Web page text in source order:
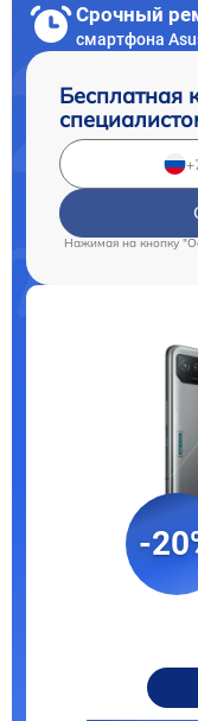
Срочный
смартфона
Бесплатная
Нажимая на кнопку
-